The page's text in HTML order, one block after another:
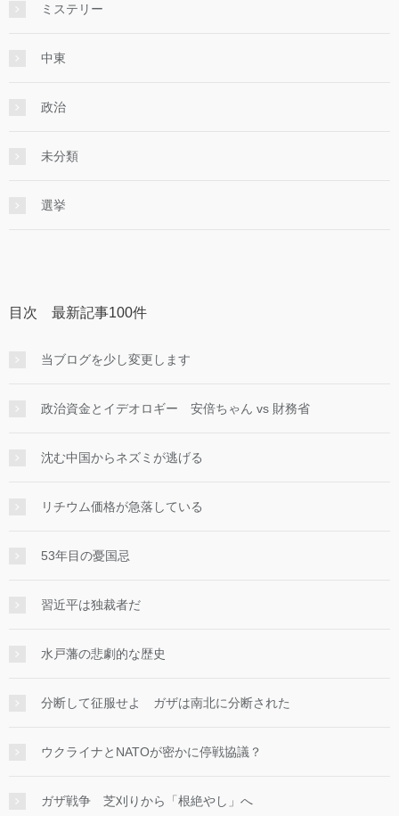
ミステリー
中東
政治
未分類
選挙
目次 最新記事100件
当ブログを少し変更します
政治資金とイデオロギー 安倍ちゃん vs 財務省
沈む中国からネズミが逃げる
リチウム価格が急落している
53年目の憂国忌
習近平は独裁者だ
水戸藩の悲劇的な歴史
分断して征服せよ ガザは南北に分断された
ウクライナとNATOが密かに停戦協議？
ガザ戦争 芝刈りから「根絶やし」へ